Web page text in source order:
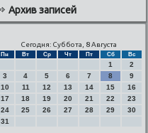
Архив записей
Сегодня: Суббота, 8 Августа
Пн Вт Ср Чт Пт Сб Вс
1
2
3
4 5 6 7 8
9
10
11 12 13 14 15
16
17
18 19 20 21 22
23
24
25 26 27 28 29
30
31